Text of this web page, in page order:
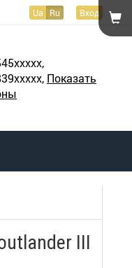
Ua Ru Вход
Показать
III